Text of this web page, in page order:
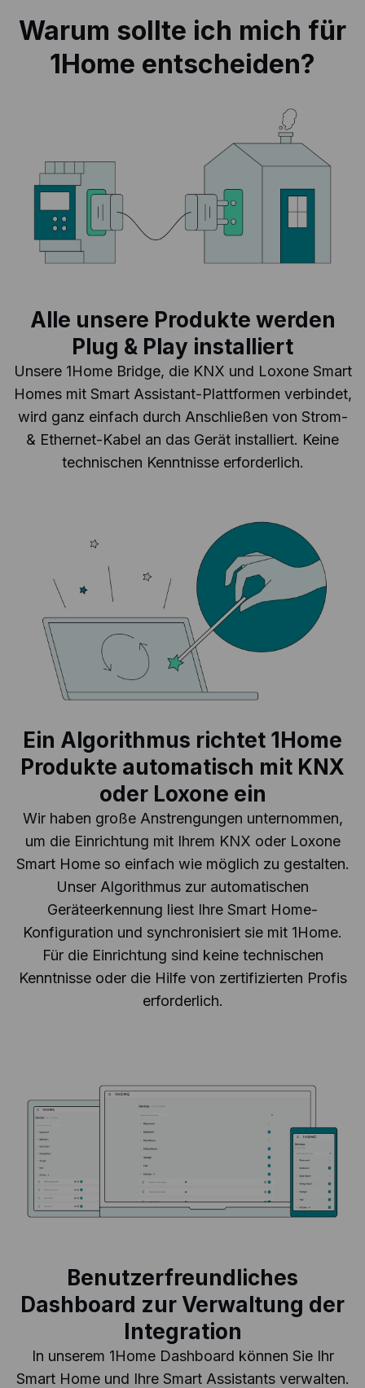
Warum sollte ich mich für
1Home entscheiden?
Alle unsere Produkte werden
Plug & Play installiert
Unsere 1Home Bridge, die KNX und Loxone Smart
Homes mit Smart Assistant-Plattformen verbindet,
wird ganz einfach durch Anschließen von Strom-
& Ethernet-Kabel an das Gerät installiert. Keine
technischen Kenntnisse erforderlich.
Ein Algorithmus richtet 1Home
Produkte automatisch mit KNX
oder Loxone ein
Wir haben große Anstrengungen unternommen,
um die Einrichtung mit Ihrem KNX oder Loxone
Smart Home so einfach wie möglich zu gestalten.
Unser Algorithmus zur automatischen
Geräteerkennung liest Ihre Smart Home-
Konfiguration und synchronisiert sie mit 1Home.
Für die Einrichtung sind keine technischen
Kenntnisse oder die Hilfe von zertifizierten Profis
erforderlich.
Benutzerfreundliches
Dashboard zur Verwaltung der
Integration
In unserem 1Home Dashboard können Sie Ihr
Smart Home und Ihre Smart Assistants verwalten.